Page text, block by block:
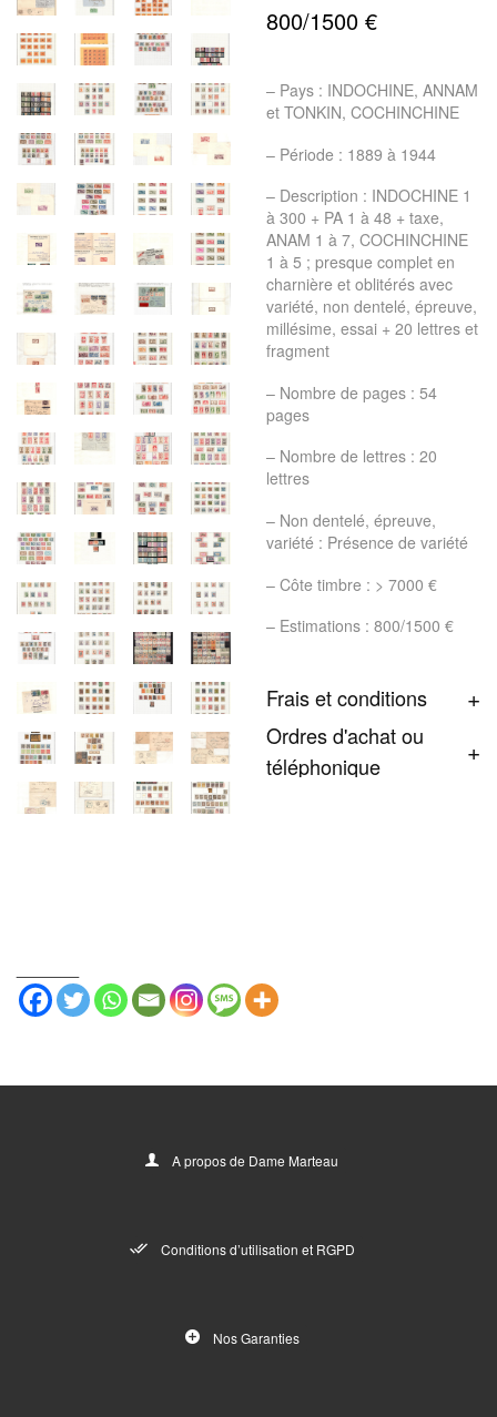
800/1500 €
– Pays : INDOCHINE, ANNAM
et TONKIN, COCHINCHINE
– Période : 1889 à 1944
– Description : INDOCHINE 1
à 300 + PA 1 à 48 + taxe,
ANAM 1 à 7, COCHINCHINE
1 à 5 ; presque complet en
charnière et oblitérés avec
variété, non dentelé, épreuve,
millésime, essai + 20 lettres et
fragment
– Nombre de pages : 54
pages
– Nombre de lettres : 20
lettres
– Non dentelé, épreuve,
variété : Présence de variété
– Côte timbre : > 7000 €
– Estimations : 800/1500 €
Frais et conditions
Ordres d'achat ou
téléphonique
A propos de Dame Marteau
Conditions d’utilisation et RGPD
Nos Garanties